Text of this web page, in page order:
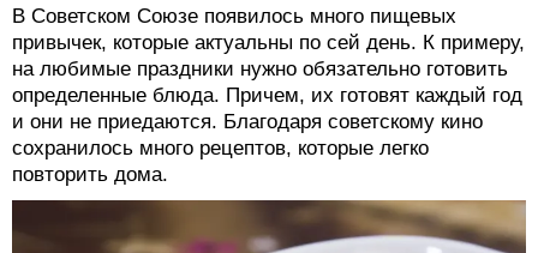
В Советском Союзе появилось много пищевых
привычек, которые актуальны по сей день. К примеру,
на любимые праздники нужно обязательно готовить
определенные блюда. Причем, их готовят каждый год
и они не приедаются. Благодаря советскому кино
сохранилось много рецептов, которые легко
повторить дома.